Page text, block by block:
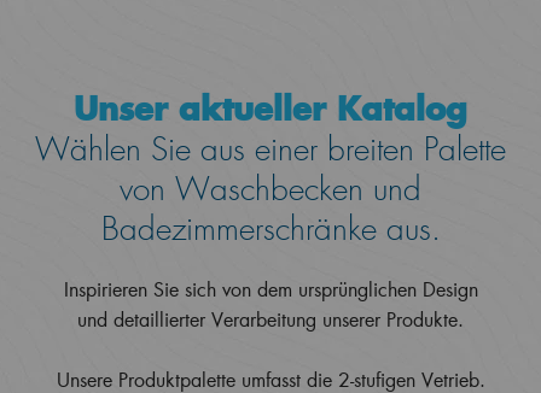
Unser aktueller Katalog
Wählen Sie aus einer breiten Palette
von Waschbecken und
Badezimmerschränke aus.
Inspirieren Sie sich von dem ursprünglichen Design
und detaillierter Verarbeitung unserer Produkte.
Unsere Produktpalette umfasst die 2-stufigen Vetrieb.